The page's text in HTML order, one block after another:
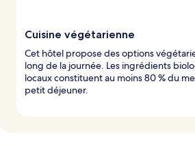
Cuisine végétarienne
Cet hôtel propose des options
long de la journée. Les ingrédients
locaux constituent au moins 80 % du
petit déjeuner.